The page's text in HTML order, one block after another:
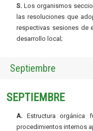
S. Los organismos
las resoluciones que
respectivas sesiones de
desarrollo local;
Septiembre
SEPTIEMBRE
A. Estructura orgánica
procedimientos internos